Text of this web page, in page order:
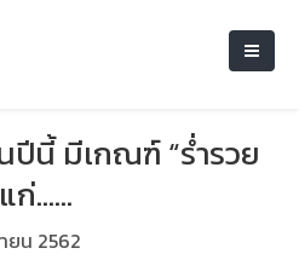
ปีนี้ มีเกณฑ์ “ร่ำรวย
......
ยน 2562